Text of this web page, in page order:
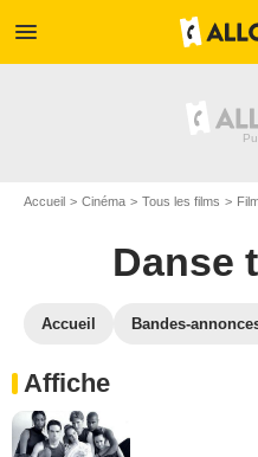
menu
Accueil Cinéma Tous les films
Danse
Accueil Bandes-
Affiche